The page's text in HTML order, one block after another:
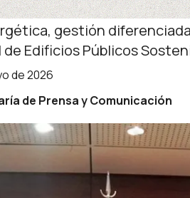
firmaron un acta
gestión
de Edificios Públicos
de 2026
de Prensa y Comunicación